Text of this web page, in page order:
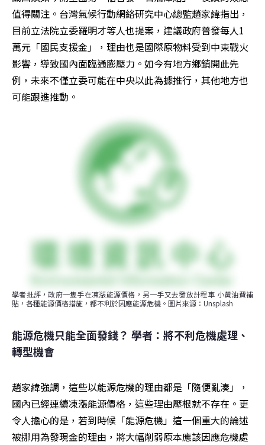
值得關注。台灣氣候行動網絡研究中心總監趙家緯指出，
目前立法院立委羅明才等人也提案，建議政府普發每人1
萬元「國民支援金」，理由也是國際原物料受到中東戰火
影響，導致國內面臨通膨壓力。如今有地方鄉鎮開此先
例，未來不僅立委可能在中央以此為據推行，其他地方也
可能跟進推動。
學者批評，政府一隻手在凍漲能源價格，另一手又去發放計程車 小黃油費補
貼，各種能源價格措施，都不利於因應能源危機。圖片來源：Unsplash
能源危機只能全面發錢？ 學者：將不利危機處理、
轉型機會
趙家緯強調，這些以能源危機的理由都是「隨便亂湊」，
國內已經連續凍漲能源價格，這些理由壓根就不存在。更
令人擔心的是，若到時候「能源危機」這一個重大的論述
被挪用為發現金的理由，將大幅削弱原本應該因應危機處